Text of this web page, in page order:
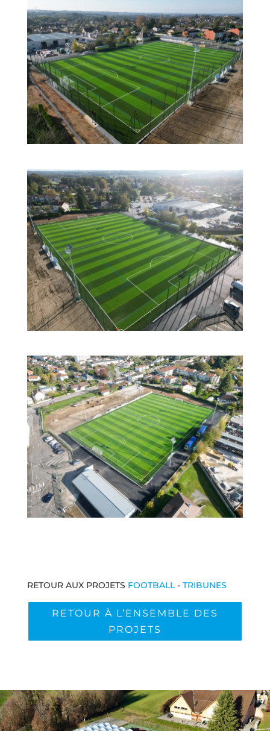
RETOUR AUX PROJETS FOOTBALL- TRIBUNES
RETOUR À L’ENSEMBLE DES
PROJETS